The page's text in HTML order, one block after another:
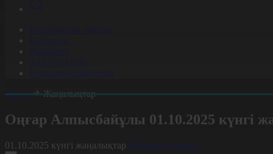
Корпорация туралы
Байланыс
Жарнама
ALTYN QOR
Редакция стандарты
Басты
Жаңалықтар
Оңғар Алпысбайұлы 01.10.2025 күнгі
01.10.2025 күнгі жаңалықтар Фильтрді тазалау